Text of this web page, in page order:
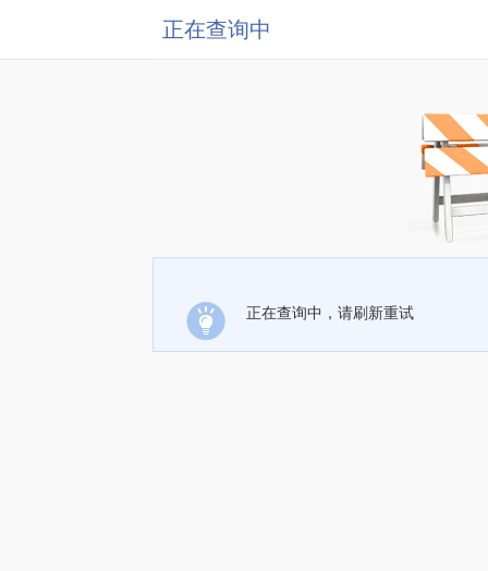
正在查询中
正在查询中，请刷新重试